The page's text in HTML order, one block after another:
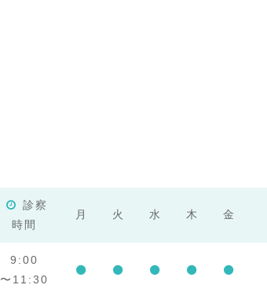
診察
時間
月 火 水 木 金
9:00
〜11:30